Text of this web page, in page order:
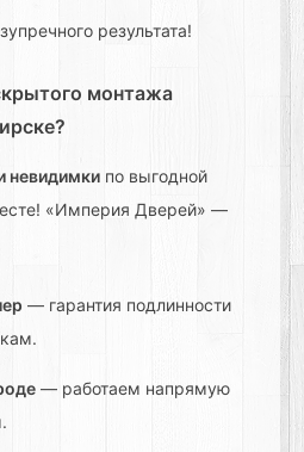
результата!
монтажа
невидимки по выгодной
«Империя Дверей» —
— гарантия подлинности
— работаем напрямую